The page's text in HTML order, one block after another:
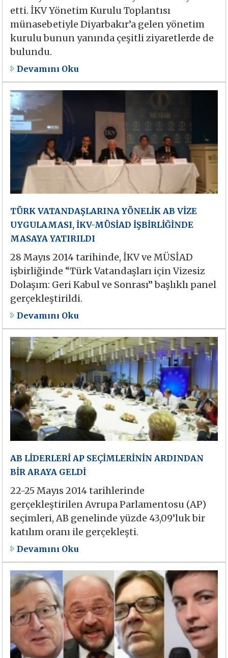
etti. İKV Yönetim Kurulu Toplantısı
münasebetiyle Diyarbakır’a gelen yönetim
kurulu bunun yanında çeşitli ziyaretlerde de
bulundu.
Devamını Oku
TÜRK VATANDAŞLARINA YÖNELİK AB VİZE
UYGULAMASI, İKV-MÜSİAD İŞBİRLİĞİNDE
MASAYA YATIRILDI
28 Mayıs 2014 tarihinde, İKV ve MÜSİAD
işbirliğinde “Türk Vatandaşları için Vizesiz
Dolaşım: Geri Kabul ve Sonrası” başlıklı panel
gerçekleştirildi.
Devamını Oku
AB LİDERLERİ AP SEÇİMLERİNİN ARDINDAN
BİR ARAYA GELDİ
22-25 Mayıs 2014 tarihlerinde
gerçekleştirilen Avrupa Parlamentosu (AP)
seçimleri, AB genelinde yüzde 43,09’luk bir
katılım oranı ile gerçekleşti.
Devamını Oku